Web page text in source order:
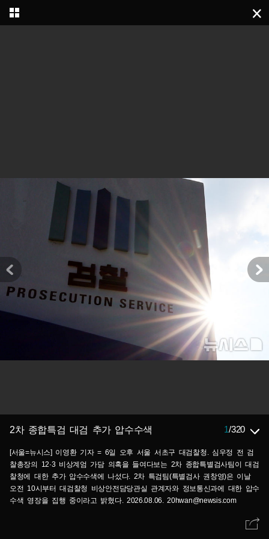
2차 종합특검 대검 추가 압수수색 1/320
[서울=뉴시스] 이영환 기자 = 6일 오후 서울 서초구 대검찰청. 심우정 전 검
찰총장의 12·3 비상계엄 가담 의혹을 들여다보는 2차 종합특별검사팀이 대검
찰청에 대한 추가 압수수색에 나섰다. 2차 특검팀(특별검사 권창영)은 이날
오전 10시부터 대검찰청 비상안전담당관실 관계자와 정보통신과에 대한 압수
수색 영장을 집행 중이라고 밝혔다. 2026.08.06. 20hwan@newsis.com